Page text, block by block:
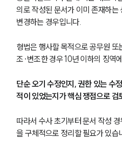
의로 작성된 문서가 이미 존재하는
변경하는 경우입니다.
형법은 행사할 목적으로 공무원 또
조·변조한 경우 10년 이하의 징역
단순 오기 수정인지, 권한 있는 수
적이 있었는지가 핵심 쟁점으로 검
따라서 수사 초기부터 문서 작성
을 구체적으로 정리할 필요가 있습